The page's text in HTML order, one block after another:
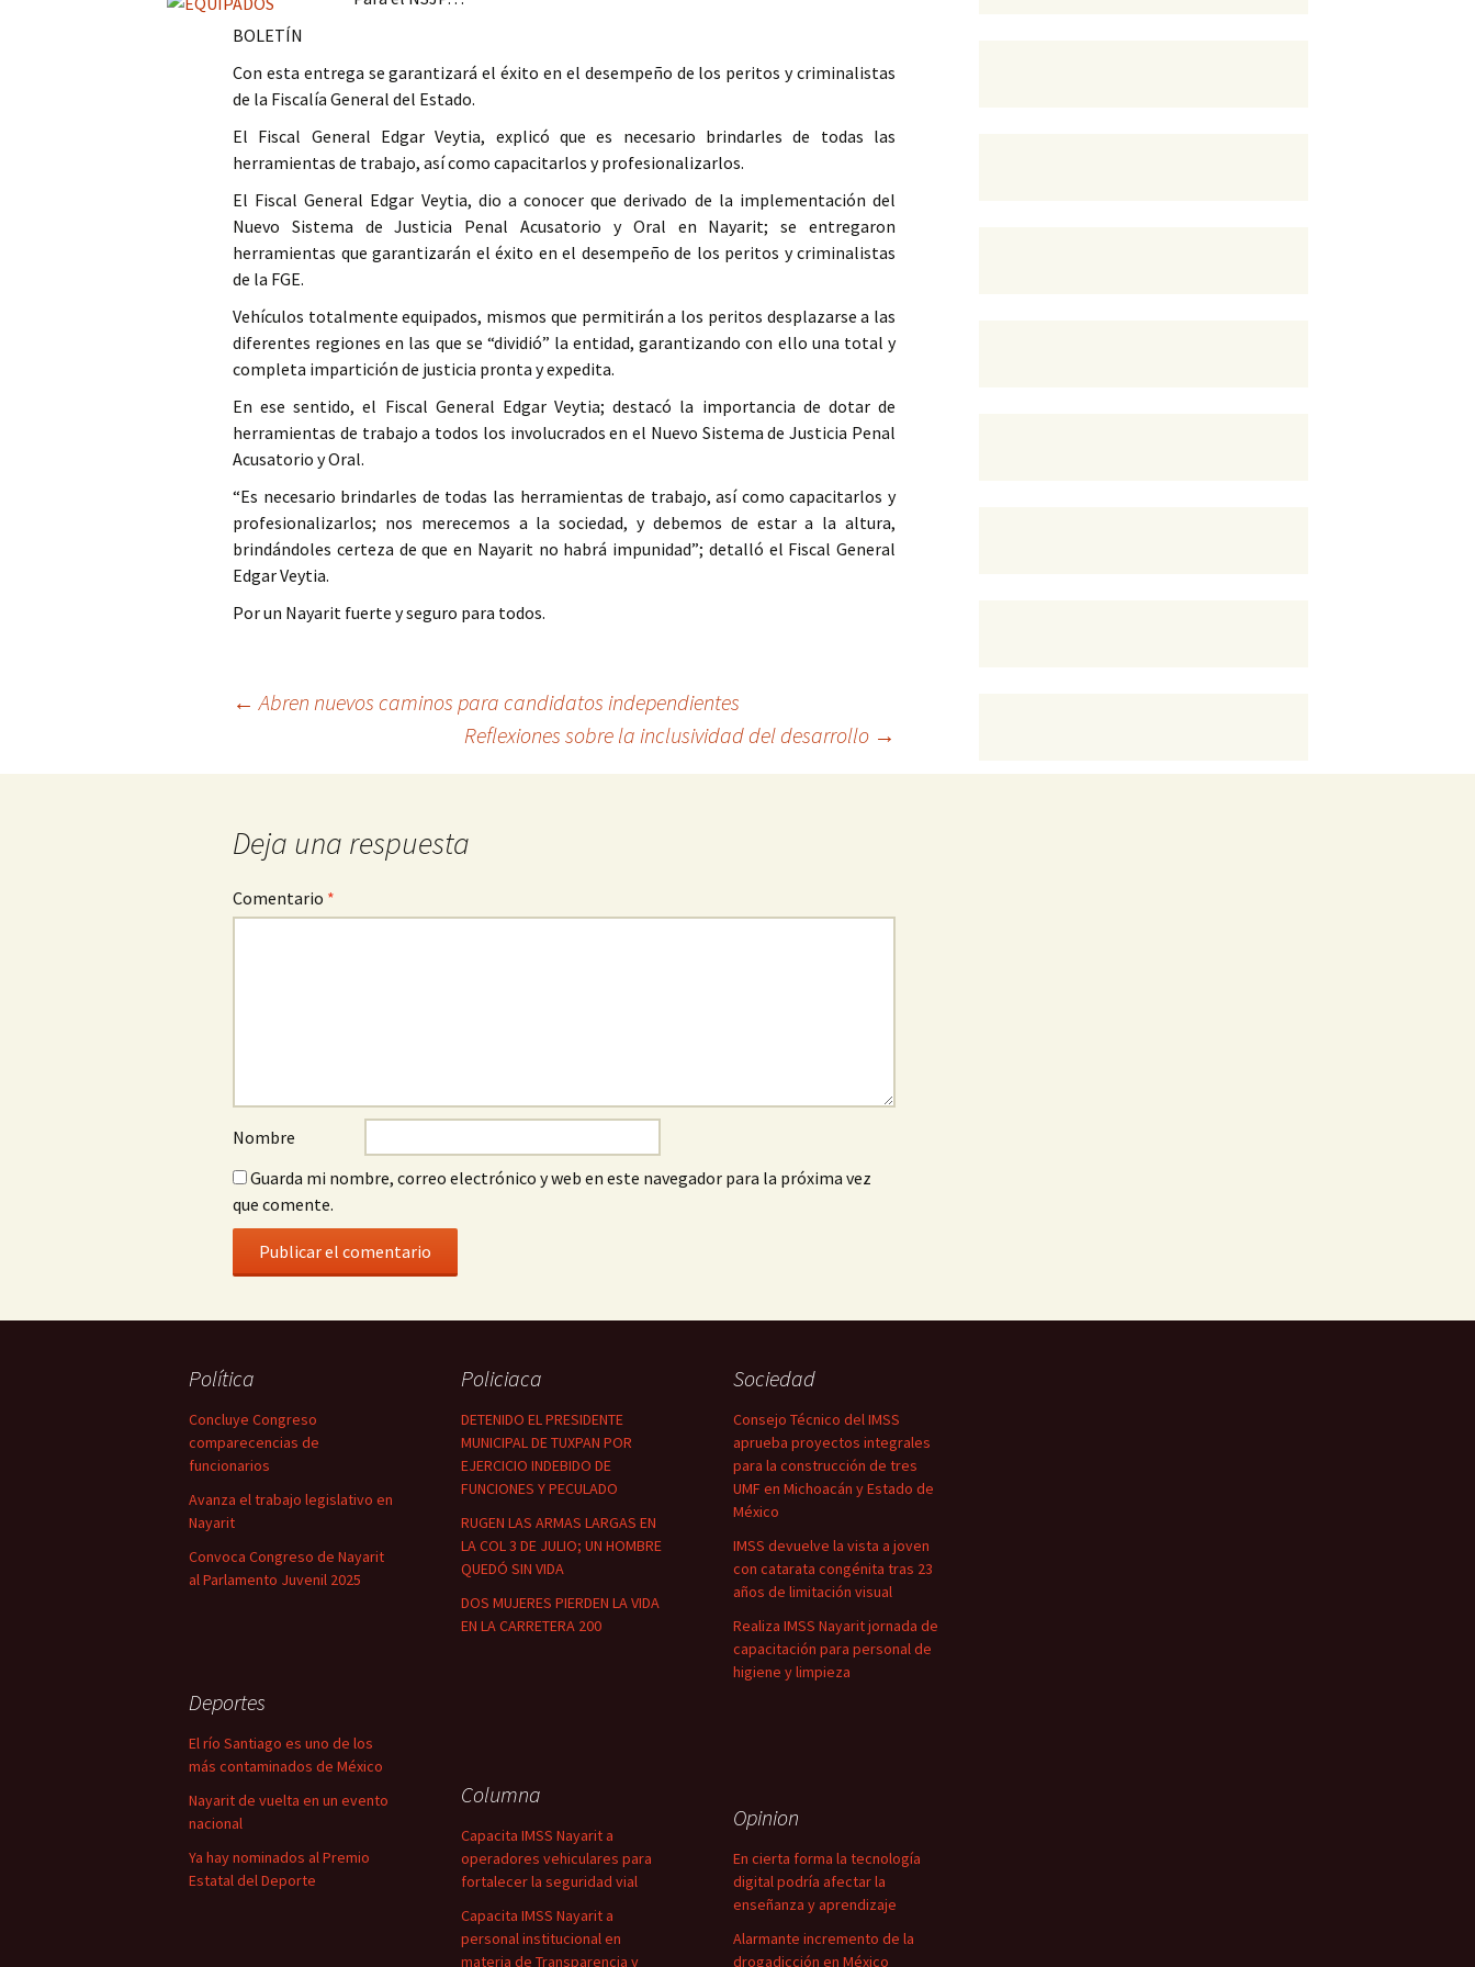
Columna
Opinión
BOLETÍN
Con esta entrega se garantizará el éxito en el desempeño de los peritos y criminalistas
de la Fiscalía General del Estado.
El Fiscal General Edgar Veytia, explicó que es necesario brindarles de todas las
herramientas de trabajo, así como capacitarlos y profesionalizarlos.
El Fiscal General Edgar Veytia, dio a conocer que derivado de la implementación del
Nuevo Sistema de Justicia Penal Acusatorio y Oral en Nayarit; se entregaron
herramientas que garantizarán el éxito en el desempeño de los peritos y criminalistas
de la FGE.
Vehículos totalmente equipados, mismos que permitirán a los peritos desplazarse a las
diferentes regiones en las que se “dividió” la entidad, garantizando con ello una total y
completa impartición de justicia pronta y expedita.
En ese sentido, el Fiscal General Edgar Veytia; destacó la importancia de dotar de
herramientas de trabajo a todos los involucrados en el Nuevo Sistema de Justicia Penal
Acusatorio y Oral.
“Es necesario brindarles de todas las herramientas de trabajo, así como capacitarlos y
profesionalizarlos; nos merecemos a la sociedad, y debemos de estar a la altura,
brindándoles certeza de que en Nayarit no habrá impunidad”; detalló el Fiscal General
Edgar Veytia.
Por un Nayarit fuerte y seguro para todos.
← Abren nuevos caminos para candidatos independientes
Reflexiones sobre la inclusividad del desarrollo →
Deja una respuesta
Comentario *
Nombre
Guarda mi nombre, correo electrónico y web en este navegador para la próxima vez
que comente.
Política
Concluye Congreso
comparecencias de
funcionarios
Avanza el trabajo legislativo en
Nayarit
Convoca Congreso de Nayarit
al Parlamento Juvenil 2025
Policiaca
DETENIDO EL PRESIDENTE
MUNICIPAL DE TUXPAN POR
EJERCICIO INDEBIDO DE
FUNCIONES Y PECULADO
RUGEN LAS ARMAS LARGAS EN
LA COL 3 DE JULIO; UN HOMBRE
QUEDÓ SIN VIDA
DOS MUJERES PIERDEN LA VIDA
EN LA CARRETERA 200
Sociedad
Consejo Técnico del IMSS
aprueba proyectos integrales
para la construcción de tres
UMF en Michoacán y Estado de
México
IMSS devuelve la vista a joven
con catarata congénita tras 23
años de limitación visual
Realiza IMSS Nayarit jornada de
capacitación para personal de
higiene y limpieza
Deportes
El río Santiago es uno de los
más contaminados de México
Nayarit de vuelta en un evento
nacional
Ya hay nominados al Premio
Estatal del Deporte
Columna
Capacita IMSS Nayarit a
operadores vehiculares para
fortalecer la seguridad vial
Capacita IMSS Nayarit a
personal institucional en
materia de Transparencia y
Opinion
En cierta forma la tecnología
digital podría afectar la
enseñanza y aprendizaje
Alarmante incremento de la
drogadicción en México